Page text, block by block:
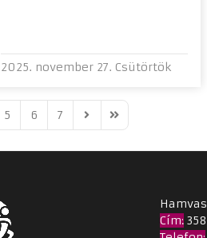
2025. november 27. Csütörtök
5 6 7 Next PageLast Page
Cím: